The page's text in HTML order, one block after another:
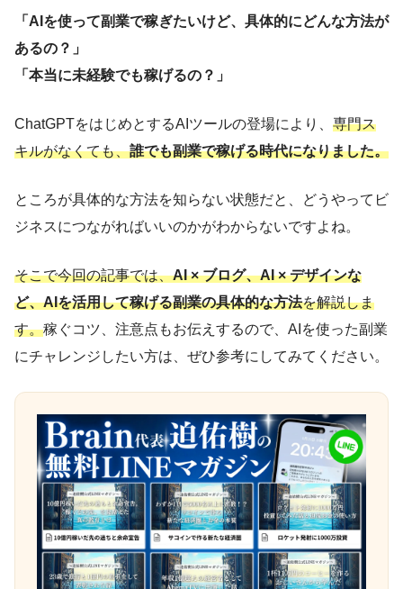
「AIを使って副業で稼ぎたいけど、具体的にどんな方法が
あるの？」
「本当に未経験でも稼げるの？」
ChatGPTをはじめとするAIツールの登場により、 専門ス
キルがなくても、誰でも副業で稼げる時代になりました。
ところが具体的な方法を知らない状態だと、どうやってビ
ジネスにつながればいいのかがわからないですよね。
そこで今回の記事では、AI × ブログ、AI × デザインな
ど、AIを活用して稼げる副業の具体的な方法を解説しま
す。稼ぐコツ、注意点もお伝えするので、AIを使った副業
にチャレンジしたい方は、ぜひ参考にしてみてください。